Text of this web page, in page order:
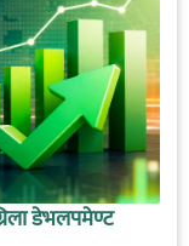
डेभलपमेण्ट